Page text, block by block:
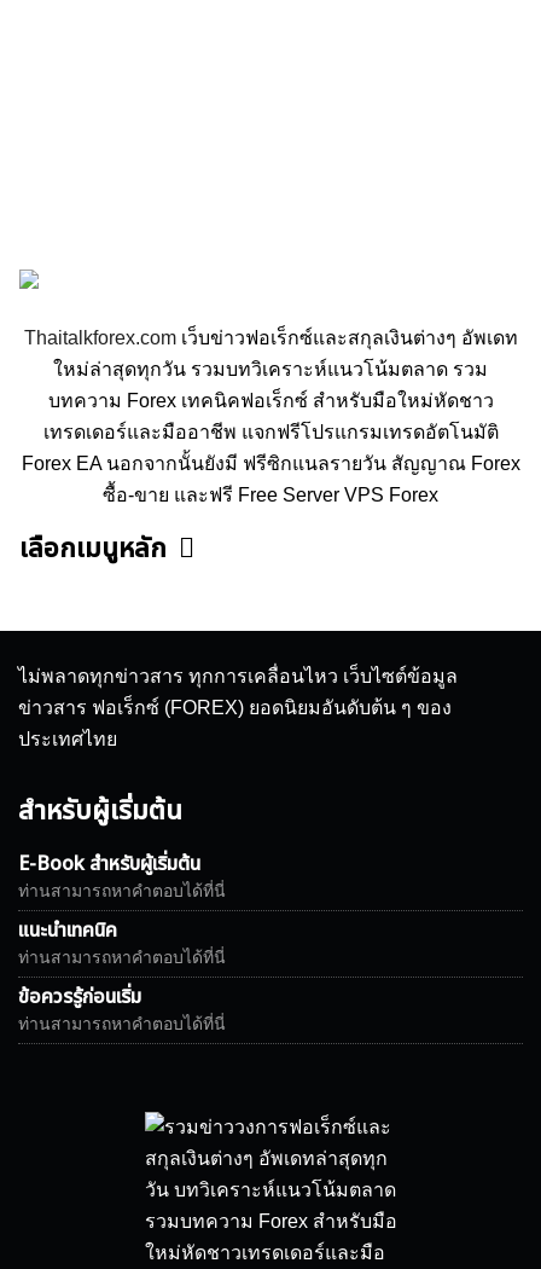
Thaitalkforex.comเว็บข่าวฟอเร็กซ์และสกุลเงินต่างๆ อัพเดท
ใหม่ล่าสุดทุกวัน รวมบทวิเคราะห์แนวโน้มตลาด รวม
บทความ Forex เทคนิคฟอเร็กซ์ สำหรับมือใหม่หัดชาว
เทรดเดอร์และมืออาชีพ แจกฟรีโปรแกรมเทรดอัตโนมัติ
Forex EA นอกจากนั้นยังมี ฟรีซิกแนลรายวัน สัญญาณ Forex
ซื้อ-ขาย และฟรี Free Server VPS Forex
เลือกเมนูหลัก
ดัชนี-หุ้น
พันธบัตร
สินค้าโภคภัณฑ์
โบรกเกอร์ FX
โปรโมชั่น Forex
ไม่พลาดทุกข่าวสาร ทุกการเคลื่อนไหว เว็บไซต์ข้อมูล
ข่าวสาร ฟอเร็กซ์ (FOREX) ยอดนิยมอันดับต้น ๆ ของ
ประเทศไทย
สำหรับผู้เริ่มต้น
E-Book สำหรับผู้เริ่มต้น
ท่านสามารถหาคำตอบได้ที่นี่
แนะนำเทคนิค
ท่านสามารถหาคำตอบได้ที่นี่
ข้อควรรู้ก่อนเริ่ม
ท่านสามารถหาคำตอบได้ที่นี่